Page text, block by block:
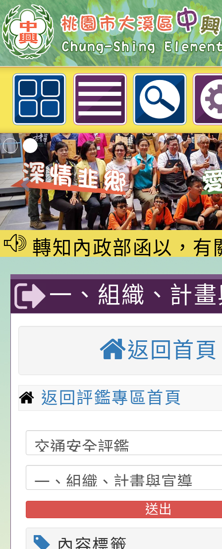
評鑑專區-一、組織、計畫與宣導-
興國民小學
「2026桃園市孔廟
動—儒門初開 智慧
桃園市政府家庭教育
家8月課程資訊」、
電影營」、「祖孫樂
「愛『原原』不絕-
樂會」、「邁向下一
列講座及成長團體
轉知內政部函以，有
員會函釋公務員留職
赴陸應申請許可一案
中興國民小學115學
期第1次第7-9招代課
甄選公告
本校「115學年度國
校課程計畫」核定一
轉知教育部國民及學
辦理「115年度教育
前教育署辦理性別
置課程與教學人才庫
畫」一案， 請教師
請，請查照。
公告:桃園市政府腸
施問答集
轉知:桃園市交通局
減碳存摺2.0」全民
桃園市政府家庭教育
年度祖孫樂淘桃－祖
祝活動」海報電子檔
位協助鼓勵所屬同仁
關（構）、學校、民
名參加，請查照
轉知有關銓敘部建置
員退休所得重審後實
算器」，公立學校退
亦可利用
「2026桃園市孔廟
動—儒門初開 智慧
桃園市政府家庭教育
家8月課程資訊」、
電影營」、「祖孫
「愛『原原』不絕-
轉知內政部函以，有
員會函釋公務員留
赴陸應申請許可一案
中興國民小學115學
期第1次第7-9招代課
本校「115學年度國
一、組織、計
評鑑專區-一、
畫與宣導-桃園
中興國民小學-
返回首頁
返回評鑑專區首頁
送出
內容標籤